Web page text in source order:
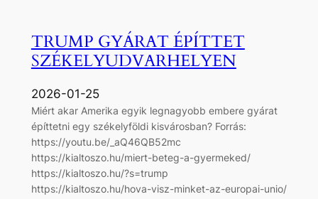
TRUMP GYÁRAT ÉPÍTTET
SZÉKELYUDVARHELYEN
2026-01-25
Miért akar Amerika egyik legnagyobb embere gyárat
építtetni egy székelyföldi kisvárosban? Forrás:
https://youtu.be/_aQ46QB52mc
https://kialtoszo.hu/miert-beteg-a-gyermeked/
https://kialtoszo.hu/?s=trump
https://kialtoszo.hu/hova-visz-minket-az-europai-unio/